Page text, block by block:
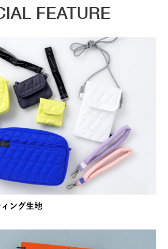
FEATURE
ング生地